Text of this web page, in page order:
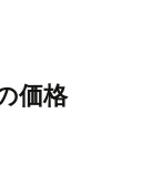
価格